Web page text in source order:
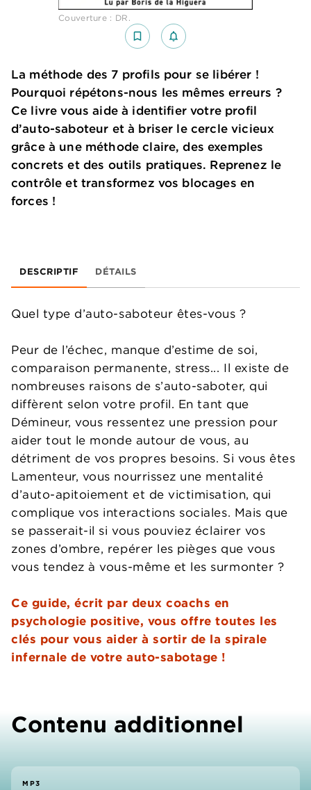
Couverture : DR.
bookmark_border notifications_none_outlined
La méthode des 7 profils pour se libérer !
Pourquoi répétons-nous les mêmes erreurs ?
Ce livre vous aide à identifier votre profil
d’auto-saboteur et à briser le cercle vicieux
grâce à une méthode claire, des exemples
concrets et des outils pratiques. Reprenez le
contrôle et transformez vos blocages en
forces !
DESCRIPTIF DÉTAILS
Quel type d’auto-saboteur êtes-vous ?
Peur de l’échec, manque d’estime de soi,
comparaison permanente, stress... Il existe de
nombreuses raisons de s’auto-saboter, qui
diffèrent selon votre profil. En tant que
Démineur, vous ressentez une pression pour
aider tout le monde autour de vous, au
détriment de vos propres besoins. Si vous êtes
Lamenteur, vous nourrissez une mentalité
d’auto-apitoiement et de victimisation, qui
complique vos interactions sociales. Mais que
se passerait-il si vous pouviez éclairer vos
zones d’ombre, repérer les pièges que vous
vous tendez à vous-même et les surmonter ?
Ce guide, écrit par deux coachs en
psychologie positive, vous offre toutes les
clés pour vous aider à sortir de la spirale
infernale de votre auto-sabotage !
Contenu additionnel
MP3